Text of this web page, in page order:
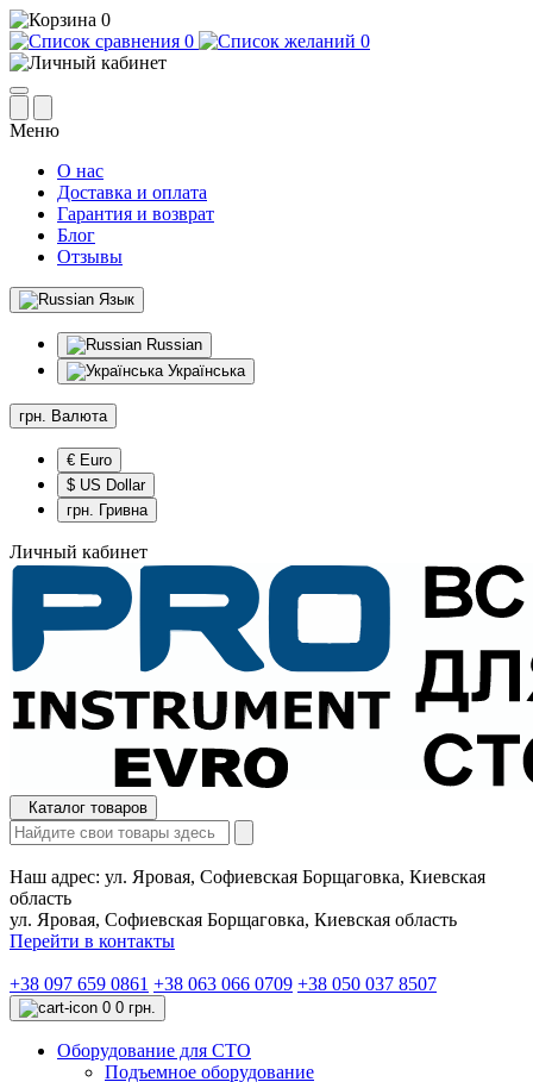
0
0
0
Меню
О нас
Доставка и оплата
Гарантия и возврат
Блог
Отзывы
Язык
Russian
Українська
грн. Валюта
€ Euro
$ US Dollar
грн. Гривна
Личный кабинет
Каталог товаров
Наш адрес: ул. Яровая, Софиевская Борщаговка, Киевская
область
ул. Яровая, Софиевская Борщаговка, Киевская область
Перейти в контакты
+38 097 659 0861 +38 063 066 0709 +38 050 037 8507
0 0 грн.
Оборудование для СТО
Подъемное оборудование